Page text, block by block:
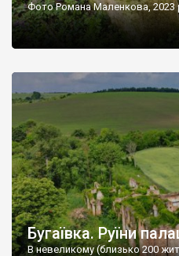
Фото Романа Маленкова, 2023
Бугаївка. Руїни
В невеликому (близько 200